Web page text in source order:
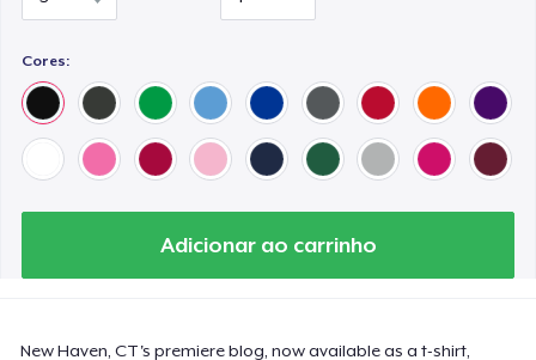
Cores:
Adicionar ao carrinho
New Haven, CT's premiere blog, now available as a t-shirt,